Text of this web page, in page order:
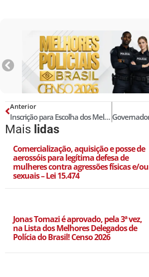
Anterior
Inscrição para Escolha dos Melhores Delegados de Polícia do Brasil! Censo 2019!
Mais lidas
Comercialização, aquisição e posse de
aerossóis para legítima defesa de
mulheres contra agressões físicas e/ou
sexuais – Lei 15.474
Jonas Tomazi é aprovado, pela 3ª vez,
na Lista dos Melhores Delegados de
Polícia do Brasil! Censo 2026